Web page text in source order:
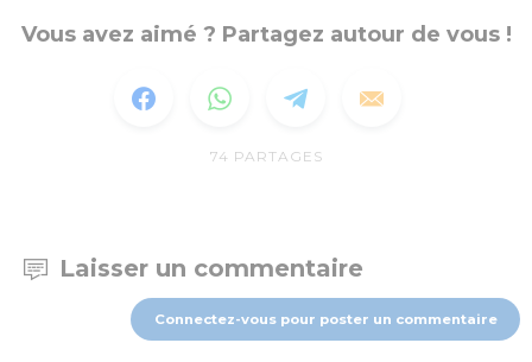
Vous avez aimé ? Partagez autour de vous !
74 PARTAGES
Laisser un commentaire
Connectez-vous pour poster un commentaire